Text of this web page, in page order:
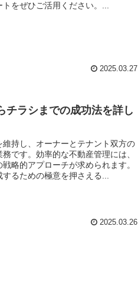
をぜひご活用ください。...
2025.03.27
チラシまでの成功法を詳し
持し、オーナーとテナント双方の
です。効率的な不動産管理には、
略的アプローチが求められます。
るための極意を押さえる...
2025.03.26